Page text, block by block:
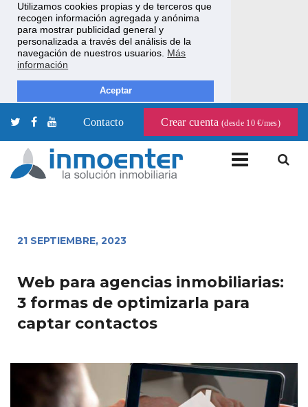
Utilizamos cookies propias y de terceros que
recogen información agregada y anónima
para mostrar publicidad general y
personalizada a través del análisis de la
navegación de nuestros usuarios. Más
información
Aceptar
Contacto Crear cuenta(desde 10 €/mes)
21 SEPTIEMBRE, 2023
Web para agencias inmobiliarias:
3 formas de optimizarla para
captar contactos